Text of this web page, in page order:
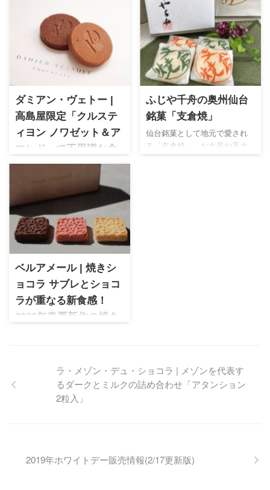
ダミアン・ヴェトー |
高島屋限定「クルステ
ィヨン ノワゼット＆ア
マンド」で不思議な食
感を体験
ダミアン・ヴェトー 高島屋限
定の「クルスティヨン ノワゼ
ット＆アマンド」を実際に購
入し、そのとろける不思議な
食感に虜になりました。
ふじや千舟の奥州仙台
銘菓「支倉焼」
仙台銘菓として地元で愛され
る「支倉焼」。お土産や手土
産としてのオススメポイント
ベルアメール | 焼きシ
ョコラ サブレとショコ
ラが重なる新食感！
2026年春夏新作の焼き
た、サブレとショコラを重ね
た新食感の焼き菓子。ほろり
とほどける軽やかな口どけと